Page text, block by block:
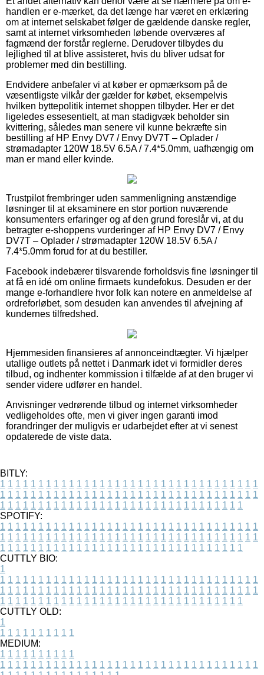
handlen er e-mærket, da det længe har været en erklæring
om at internet selskabet følger de gældende danske regler,
samt at internet virksomheden løbende overværes af
fagmænd der forstår reglerne. Derudover tilbydes du
lejlighed til at blive assisteret, hvis du bliver udsat for
problemer med din bestilling.
Endvidere anbefaler vi at køber er opmærksom på de
væsentligste vilkår der gælder for købet, eksempelvis
hvilken byttepolitik internet shoppen tilbyder. Her er det
ligeledes essesentielt, at man stadigvæk beholder sin
kvittering, således man senere vil kunne bekræfte sin
bestilling af HP Envy DV7 / Envy DV7T – Oplader /
strømadapter 120W 18.5V 6.5A / 7.4*5.0mm, uafhængig om
man er mand eller kvinde.
Trustpilot frembringer uden sammenligning anstændige
løsninger til at eksaminere en stor portion nuværende
konsumenters erfaringer og af den grund foreslår vi, at du
betragter e-shoppens vurderinger af HP Envy DV7 / Envy
DV7T – Oplader / strømadapter 120W 18.5V 6.5A /
7.4*5.0mm forud for at du bestiller.
Facebook indebærer tilsvarende forholdsvis fine løsninger til
at få en idé om online firmaets kundefokus. Desuden er der
mange e-forhandlere hvor folk kan notere en anmeldelse af
ordreforløbet, som desuden kan anvendes til afvejning af
kundernes tilfredshed.
Hjemmesiden finansieres af annonceindtægter. Vi hjælper
utallige outlets på nettet i Danmark idet vi formidler deres
tilbud, og indhenter kommission i tilfælde af at den bruger vi
sender videre udfører en handel.
Anvisninger vedrørende tilbud og internet virksomheder
vedligeholdes ofte, men vi giver ingen garanti imod
forandringer der muligvis er udarbejdet efter at vi senest
opdaterede de viste data.
BITLY:
1 1 1 1 1 1 1 1 1 1 1 1 1 1 1 1 1 1 1 1 1 1 1 1 1 1 1 1 1 1 1 1 1 1
1 1 1 1 1 1 1 1 1 1 1 1 1 1 1 1 1 1 1 1 1 1 1 1 1 1 1 1 1 1 1 1 1 1
1 1 1 1 1 1 1 1 1 1 1 1 1 1 1 1 1 1 1 1 1 1 1 1 1 1 1 1 1 1 1 1
SPOTIFY:
1 1 1 1 1 1 1 1 1 1 1 1 1 1 1 1 1 1 1 1 1 1 1 1 1 1 1 1 1 1 1 1 1 1
1 1 1 1 1 1 1 1 1 1 1 1 1 1 1 1 1 1 1 1 1 1 1 1 1 1 1 1 1 1 1 1 1 1
1 1 1 1 1 1 1 1 1 1 1 1 1 1 1 1 1 1 1 1 1 1 1 1 1 1 1 1 1 1 1 1
CUTTLY BIO:
1
1 1 1 1 1 1 1 1 1 1 1 1 1 1 1 1 1 1 1 1 1 1 1 1 1 1 1 1 1 1 1 1 1 1
1 1 1 1 1 1 1 1 1 1 1 1 1 1 1 1 1 1 1 1 1 1 1 1 1 1 1 1 1 1 1 1 1 1
1 1 1 1 1 1 1 1 1 1 1 1 1 1 1 1 1 1 1 1 1 1 1 1 1 1 1 1 1 1 1 1
CUTTLY OLD:
1
1 1 1 1 1 1 1 1 1 1
MEDIUM:
1 1 1 1 1 1 1 1 1 1
1 1 1 1 1 1 1 1 1 1 1 1 1 1 1 1 1 1 1 1 1 1 1 1 1 1 1 1 1 1 1 1 1 1